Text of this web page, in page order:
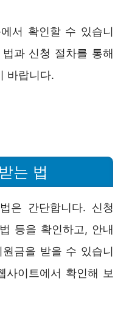
서 확인할 수 있습니
과 신청 절차를 통해
바랍니다.
는 법
은 간단합니다. 신청
등을 확인하고, 안내
금을 받을 수 있습니
사이트에서 확인해 보